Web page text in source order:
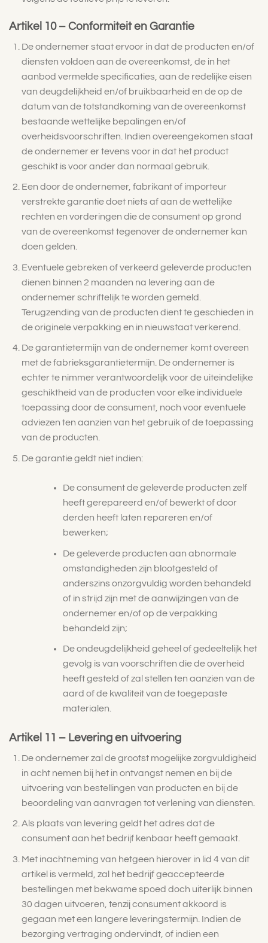
Artikel 10 – Conformiteit en Garantie
De ondernemer staat ervoor in dat de producten en/of
diensten voldoen aan de overeenkomst, de in het
aanbod vermelde specificaties, aan de redelijke eisen
van deugdelijkheid en/of bruikbaarheid en de op de
datum van de totstandkoming van de overeenkomst
bestaande wettelijke bepalingen en/of
overheidsvoorschriften. Indien overeengekomen staat
de ondernemer er tevens voor in dat het product
geschikt is voor ander dan normaal gebruik.
Een door de ondernemer, fabrikant of importeur
verstrekte garantie doet niets af aan de wettelijke
rechten en vorderingen die de consument op grond
van de overeenkomst tegenover de ondernemer kan
doen gelden.
Eventuele gebreken of verkeerd geleverde producten
dienen binnen 2 maanden na levering aan de
ondernemer schriftelijk te worden gemeld.
Terugzending van de producten dient te geschieden in
de originele verpakking en in nieuwstaat verkerend.
De garantietermijn van de ondernemer komt overeen
met de fabrieksgarantietermijn. De ondernemer is
echter te nimmer verantwoordelijk voor de uiteindelijke
geschiktheid van de producten voor elke individuele
toepassing door de consument, noch voor eventuele
adviezen ten aanzien van het gebruik of de toepassing
van de producten.
De garantie geldt niet indien:
De consument de geleverde producten zelf
heeft gerepareerd en/of bewerkt of door
derden heeft laten repareren en/of
bewerken;
De geleverde producten aan abnormale
omstandigheden zijn blootgesteld of
anderszins onzorgvuldig worden behandeld
of in strijd zijn met de aanwijzingen van de
ondernemer en/of op de verpakking
behandeld zijn;
De ondeugdelijkheid geheel of gedeeltelijk het
gevolg is van voorschriften die de overheid
heeft gesteld of zal stellen ten aanzien van de
aard of de kwaliteit van de toegepaste
materialen.
Artikel 11 – Levering en uitvoering
De ondernemer zal de grootst mogelijke zorgvuldigheid
in acht nemen bij het in ontvangst nemen en bij de
uitvoering van bestellingen van producten en bij de
beoordeling van aanvragen tot verlening van diensten.
Als plaats van levering geldt het adres dat de
consument aan het bedrijf kenbaar heeft gemaakt.
Met inachtneming van hetgeen hierover in lid 4 van dit
artikel is vermeld, zal het bedrijf geaccepteerde
bestellingen met bekwame spoed doch uiterlijk binnen
30 dagen uitvoeren, tenzij consument akkoord is
gegaan met een langere leveringstermijn. Indien de
bezorging vertraging ondervindt, of indien een